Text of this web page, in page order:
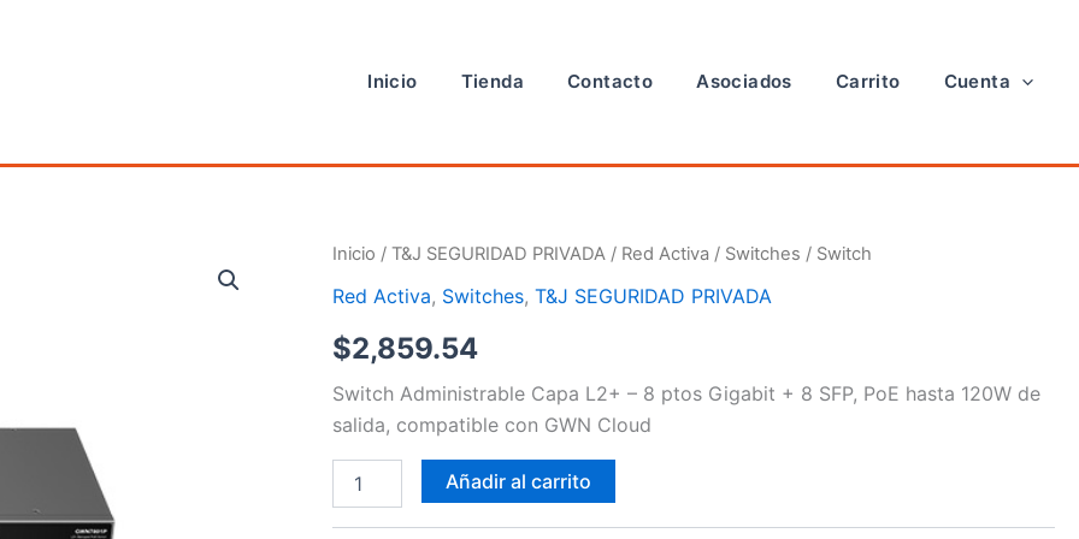
Inicio Tienda Contacto Asociados Carrito Cuenta
Inicio /T&J SEGURIDAD PRIVADA / Red Activa / Switches / Switch
Red Activa, Switches,T&J SEGURIDAD PRIVADA
$2,859.54
Switch Administrable Capa L2+ – 8 ptos Gigabit + 8 SFP, PoE hasta 120W de
salida, compatible con GWN Cloud
Switch
Añadir al carrito